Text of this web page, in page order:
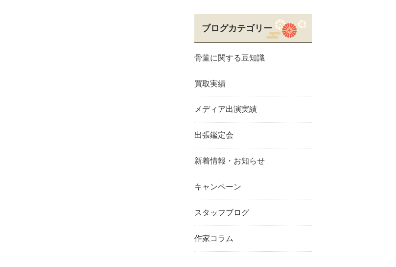
ブログカテゴリー
骨董に関する豆知識
買取実績
メディア出演実績
出張鑑定会
新着情報・お知らせ
キャンペーン
スタッフブログ
作家コラム